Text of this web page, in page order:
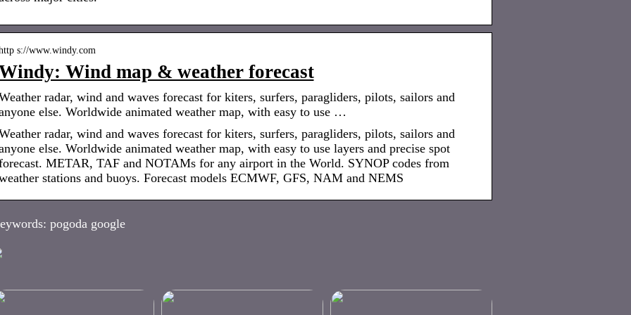
s://www.windy.com
Wind map & weather forecast
radar, wind and waves forecast for kiters, surfers, paragliders, pilots, sailors and
else. Worldwide animated weather map, with easy to use …
radar, wind and waves forecast for kiters, surfers, paragliders, pilots, sailors and
else. Worldwide animated weather map, with easy to use layers and precise spot
METAR, TAF and NOTAMs for any airport in the World. SYNOP codes from
stations and buoys. Forecast models ECMWF, GFS, NAM and NEMS
pogoda google